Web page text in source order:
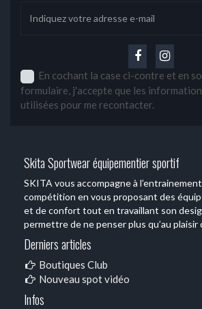
En cochant la case ci-contre et en
formulaire, j'accepte que les
utilisées pour me recontacter.
Skita Sportwear équipementier sportif
SKITA vous accompagne à
compétition en vous proposant des
et de confort tout en travaillant son
permettre de ne penser plus qu’au plaisir
Derniers articles
Boutiques Club
Nouveau spot vidéo
Infos